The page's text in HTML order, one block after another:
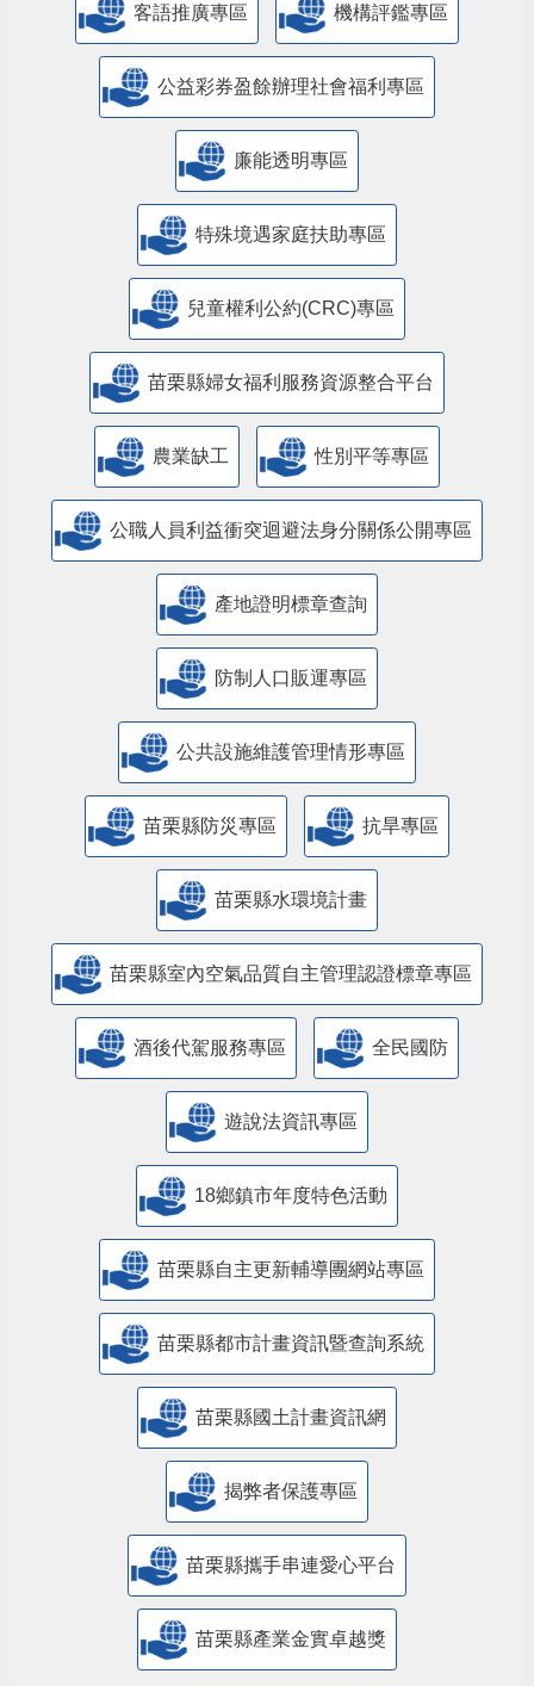
客語推廣專區 機構評鑑專區
公益彩券盈餘辦理社會福利專區
廉能透明專區
特殊境遇家庭扶助專區
兒童權利公約(CRC)專區
苗栗縣婦女福利服務資源整合平台
農業缺工 性別平等專區
公職人員利益衝突迴避法身分關係公開專區
產地證明標章查詢
防制人口販運專區
​公共設施維護管理情形專區
苗栗縣防災專區 抗旱專區
苗栗縣水環境計畫
苗栗縣室內空氣品質自主管理認證標章專區
酒後代駕服務專區 全民國防
遊說法資訊專區
18鄉鎮市年度特色活動
苗栗縣自主更新輔導團網站專區
苗栗縣都市計畫資訊暨查詢系統
苗栗縣國土計畫資訊網
揭弊者保護專區
苗栗縣攜手串連愛心平台
苗栗縣產業金實卓越獎